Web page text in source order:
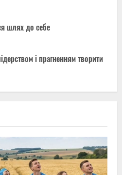
шлях до себе
і прагненням творити